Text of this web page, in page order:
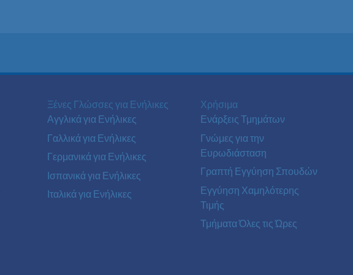
Ξένες Γλώσσες για Ενήλικες
Αγγλικά για Ενήλικες
Γαλλικά για Ενήλικες
Γερμανικά για Ενήλικες
Ισπανικά για Ενήλικες
Ιταλικά για Ενήλικες
Χρήσιμα
Ενάρξεις Τμημάτων
Γνώμες για την
Ευρωδιάσταση
Γραπτή Εγγύηση Σπουδών
Εγγύηση Χαμηλότερης
Τιμής
Τμήματα Όλες τις Ώρες